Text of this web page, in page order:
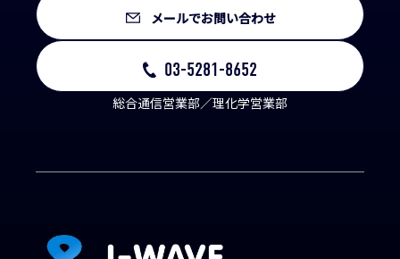
メールでお問い合わせ
03-5281-8652
総合通信営業部／理化学営業部